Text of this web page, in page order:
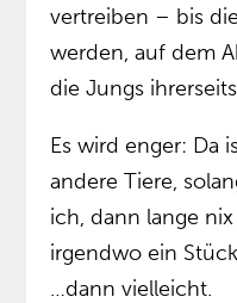
vertreiben – bis
werden, auf dem
die Jungs
Es wird enger: Da
andere Tiere,
ich, dann lange
irgendwo ein
…dann vielleicht.